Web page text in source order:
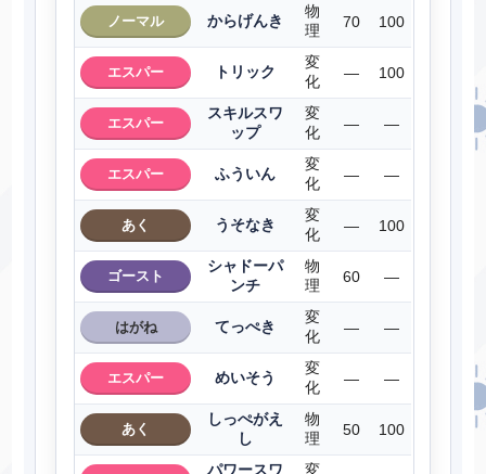
ノーマル からげんき
物
理
70 100
エスパー トリック
変
化
― 100
エスパー
スキルスワ
ップ
変
化
― ―
エスパー ふういん
変
化
― ―
あく うそなき
変
化
― 100
ゴースト
シャドーパ
ンチ
物
理
60 ―
はがね てっぺき
変
化
― ―
エスパー めいそう
変
化
― ―
あく
しっぺがえ
し
物
理
50 100
パワースワ 変